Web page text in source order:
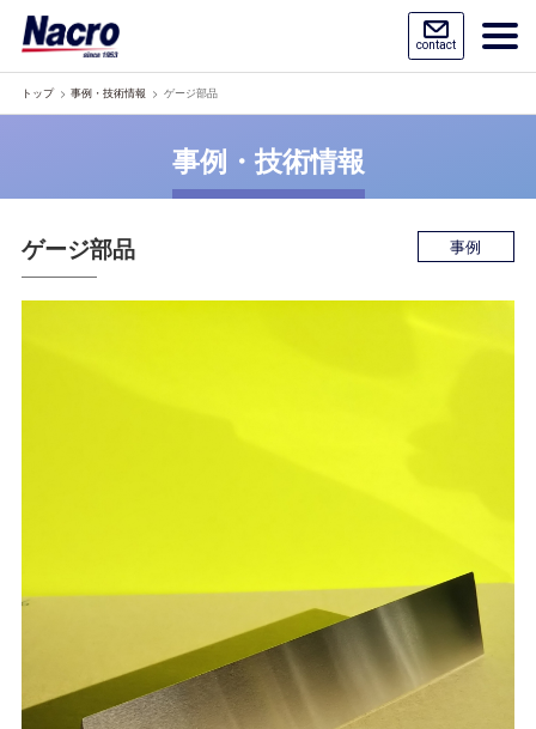
contact
トップ 事例・技術情報 ゲージ部品
事例・技術情報
事例
ゲージ部品